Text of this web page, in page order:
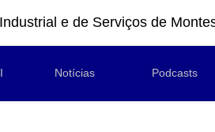
e de Serviços de
Notícias Podcasts